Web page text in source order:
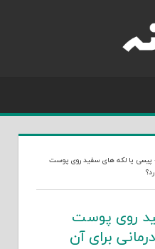
پیسی یا لکه های سفید روی پوست
روی پوست
برای آن